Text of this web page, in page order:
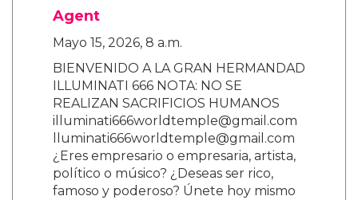
Agent
Mayo 15, 2026, 8 a.m.
BIENVENIDO A LA GRAN HERMANDAD
ILLUMINATI 666 NOTA: NO SE
REALIZAN SACRIFICIOS HUMANOS
illuminati666worldtemple@gmail.com
lluminati666worldtemple@gmail.com
¿Eres empresario o empresaria, artista,
político o músico? ¿Deseas ser rico,
famoso y poderoso? Únete hoy mismo